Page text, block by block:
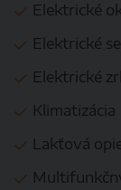
Elektrické
Elektrické
Elektrické
Klimatizácia
Lakťová